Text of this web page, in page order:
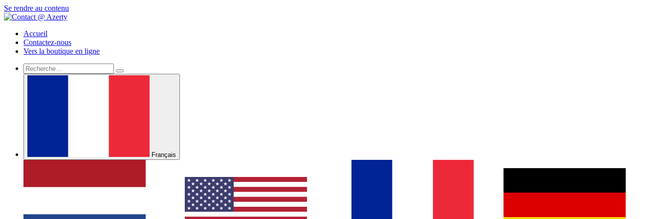
Se rendre au contenu
Accueil
Contactez-nous
Vers la boutique en ligne
Français